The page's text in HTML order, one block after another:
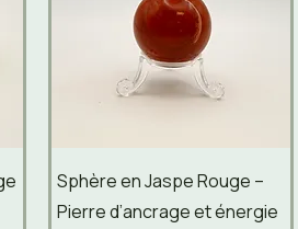
Aperçu rapide
Sphère en Jaspe Rouge –
Pierre d’ancrage et énergie